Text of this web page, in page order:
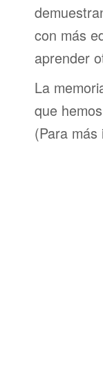
con más
aprender
La
que
(Para